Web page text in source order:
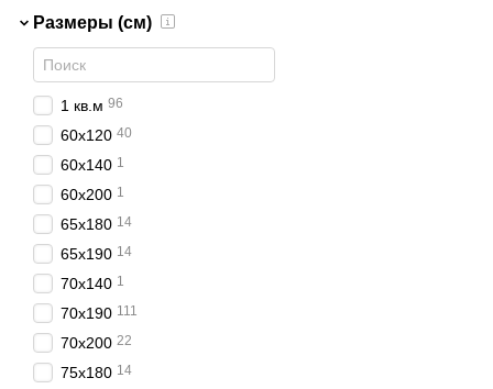
Размеры (см)
1 кв.м 96
60х120 40
60х140 1
60х200 1
65х180 14
65х190 14
70х140 1
70х190 111
70х200 22
75х180 14